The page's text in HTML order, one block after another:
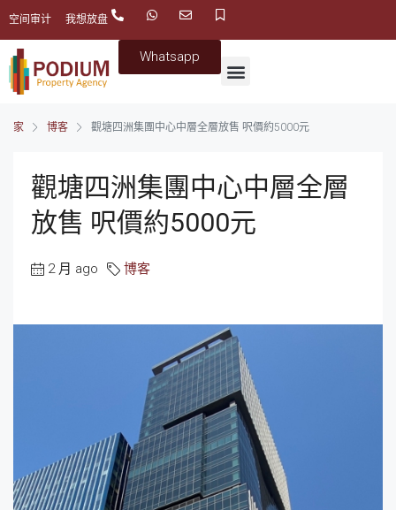
空间审计 我想放盘
Whatsapp
家 博客 觀塘四洲集團中心中層全層放售 呎價約5000元
觀塘四洲集團中心中層全層
放售 呎價約5000元
2 月 ago 博客